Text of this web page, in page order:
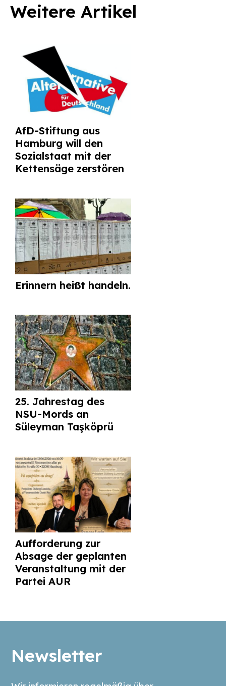
Weitere Artikel
AfD-Stiftung aus
Hamburg will den
Sozialstaat mit der
Kettensäge zerstören
Erinnern heißt handeln.
25. Jahrestag des
NSU-Mords an
Süleyman Taşköprü
Aufforderung zur
Absage der geplanten
Veranstaltung mit der
Partei AUR
Newsletter